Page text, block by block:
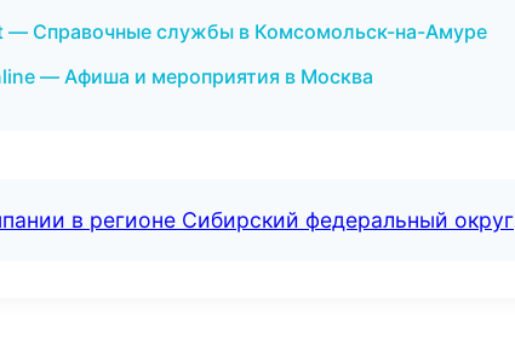
— Справочные службы в Комсомольск-на-Амуре
— Афиша и мероприятия в Москва
в регионе Сибирский федеральный округ